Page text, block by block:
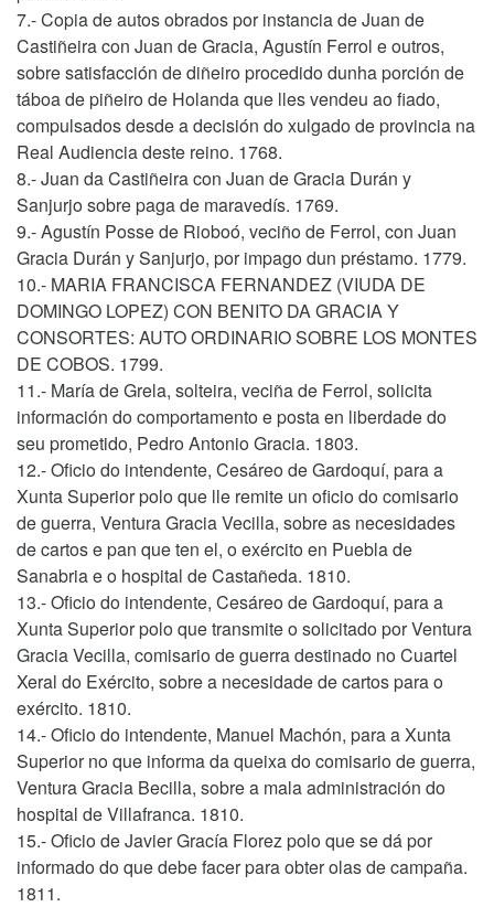
7.- Copia de autos obrados por instancia de Juan de
Castiñeira con Juan de Gracia, Agustín Ferrol e outros,
sobre satisfacción de diñeiro procedido dunha porción de
táboa de piñeiro de Holanda que lles vendeu ao fiado,
compulsados desde a decisión do xulgado de provincia na
Real Audiencia deste reino. 1768.
8.- Juan da Castiñeira con Juan de Gracia Durán y
Sanjurjo sobre paga de maravedís. 1769.
9.- Agustín Posse de Rioboó, veciño de Ferrol, con Juan
Gracia Durán y Sanjurjo, por impago dun préstamo. 1779.
10.- MARIA FRANCISCA FERNANDEZ (VIUDA DE
DOMINGO LOPEZ) CON BENITO DA GRACIA Y
CONSORTES: AUTO ORDINARIO SOBRE LOS MONTES
DE COBOS. 1799.
11.- María de Grela, solteira, veciña de Ferrol, solicita
información do comportamento e posta en liberdade do
seu prometido, Pedro Antonio Gracia. 1803.
12.- Oficio do intendente, Cesáreo de Gardoquí, para a
Xunta Superior polo que lle remite un oficio do comisario
de guerra, Ventura Gracia Vecilla, sobre as necesidades
de cartos e pan que ten el, o exército en Puebla de
Sanabria e o hospital de Castañeda. 1810.
13.- Oficio do intendente, Cesáreo de Gardoquí, para a
Xunta Superior polo que transmite o solicitado por Ventura
Gracia Vecilla, comisario de guerra destinado no Cuartel
Xeral do Exército, sobre a necesidade de cartos para o
exército. 1810.
14.- Oficio do intendente, Manuel Machón, para a Xunta
Superior no que informa da queixa do comisario de guerra,
Ventura Gracia Becilla, sobre a mala administración do
hospital de Villafranca. 1810.
15.- Oficio de Javier Gracía Florez polo que se dá por
informado do que debe facer para obter olas de campaña.
1811.